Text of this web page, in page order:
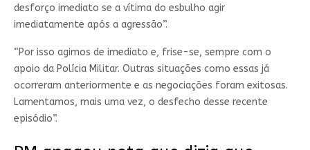
desforço imediato se a vítima do esbulho agir
imediatamente após a agressão”.
“Por isso agimos de imediato e, frise-se, sempre com o
apoio da Polícia Militar. Outras situações como essas já
ocorreram anteriormente e as negociações foram exitosas.
Lamentamos, mais uma vez, o desfecho desse recente
episódio”.